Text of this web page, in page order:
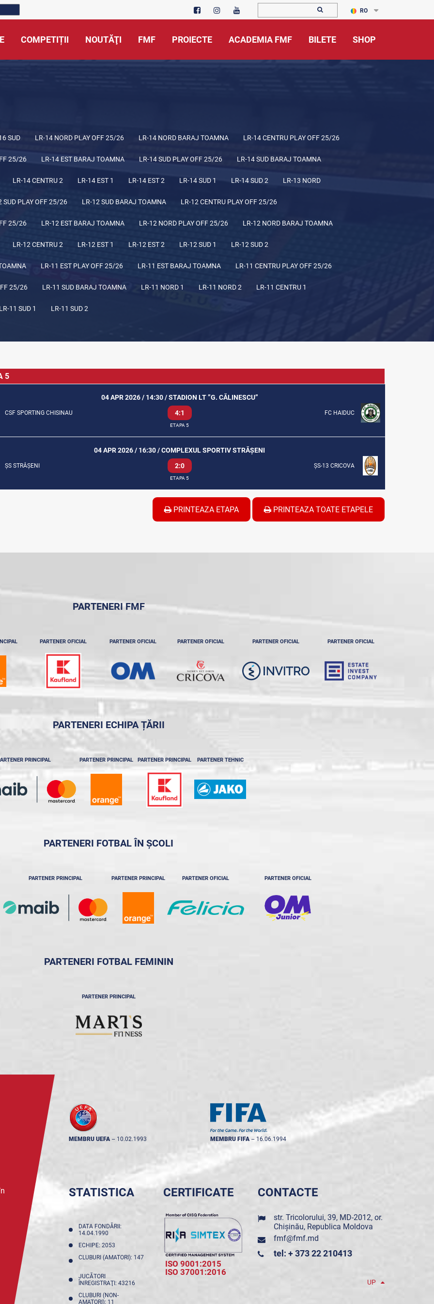
RO
COMPETIȚII NOUTĂŢI FMF PROIECTE ACADEMIA FMF BILETE SHOP
SUD LR-14 NORD PLAY OFF 25/26 LR-14 NORD BARAJ TOAMNA LR-14 CENTRU PLAY OFF 25/26
25/26 LR-14 EST BARAJ TOAMNA LR-14 SUD PLAY OFF 25/26 LR-14 SUD BARAJ TOAMNA
LR-14 CENTRU 2 LR-14 EST 1 LR-14 EST 2 LR-14 SUD 1 LR-14 SUD 2 LR-13 NORD
SUD PLAY OFF 25/26 LR-12 SUD BARAJ TOAMNA LR-12 CENTRU PLAY OFF 25/26
25/26 LR-12 EST BARAJ TOAMNA LR-12 NORD PLAY OFF 25/26 LR-12 NORD BARAJ TOAMNA
LR-12 CENTRU 2 LR-12 EST 1 LR-12 EST 2 LR-12 SUD 1 LR-12 SUD 2
LR-11 EST PLAY OFF 25/26 LR-11 EST BARAJ TOAMNA LR-11 CENTRU PLAY OFF 25/26
25/26 LR-11 SUD BARAJ TOAMNA LR-11 NORD 1 LR-11 NORD 2 LR-11 CENTRU 1
11 SUD 1 LR-11 SUD 2
5
04 APR 2026 / 14:30 / STADION LT ”G. CĂLINESCU”
CSF SPORTING CHISINAU 4:1 FC HAIDUC
ETAPA 5
04 APR 2026 / 16:30 / COMPLEXUL SPORTIV STRĂȘENI
ȘS STRĂȘENI 2:0 ȘS-13 CRICOVA
ETAPA 5
PRINTEAZA ETAPA PRINTEAZA TOATE ETAPELE
PARTENERI FMF
PARTENER OFICIAL PARTENER OFICIAL PARTENER OFICIAL PARTENER OFICIAL PARTENER OFICIAL
PARTENERI ECHIPA ȚĂRII
PRINCIPAL PARTENER PRINCIPAL PARTENER PRINCIPAL PARTENER TEHNIC
PARTENERI FOTBAL ÎN ȘCOLI
PARTENER PRINCIPAL PARTENER PRINCIPAL PARTENER OFICIAL PARTENER OFICIAL
PARTENERI FOTBAL FEMININ
PARTENER PRINCIPAL
MEMBRU UEFA -- 10.02.1993 MEMBRU FIFA -- 16.06.1994
STATISTICA
DATA FONDĂRII:
14.04.1990
ECHIPE: 2053
CLUBURI (AMATORI): 147
JUCĂTORI
ÎNREGISTRAŢI: 43216
CLUBURI (NON-
AMATORI): 11
CERTIFICATE
ISO 9001:2015
ISO 37001:2016
CONTACTE
str. Tricolorului, 39, MD-2012, or.
Chișinău, Republica Moldova
fmf@fmf.md
tel: + 373 22 210413
UP